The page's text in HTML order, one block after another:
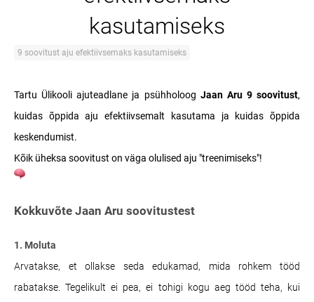
kasutamiseks
9 soovitust aju efektiivsemaks kasutamiseks
Tartu Ülikooli ajuteadlane ja psühholoog Jaan Aru 9 soovitust,
kuidas õppida aju efektiivsemalt kasutama ja kuidas õppida
keskendumist.
Kõik üheksa soovitust on väga olulised aju "treenimiseks"!
Kokkuvõte Jaan Aru soovitustest
1. Moluta
Arvatakse, et ollakse seda edukamad, mida rohkem tööd
rabatakse. Tegelikult ei pea, ei tohigi kogu aeg tööd teha, kui